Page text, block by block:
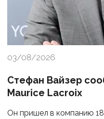
03/08/2026
Стефан Вайзер
Maurice Lacroix
Он пришел в компанию